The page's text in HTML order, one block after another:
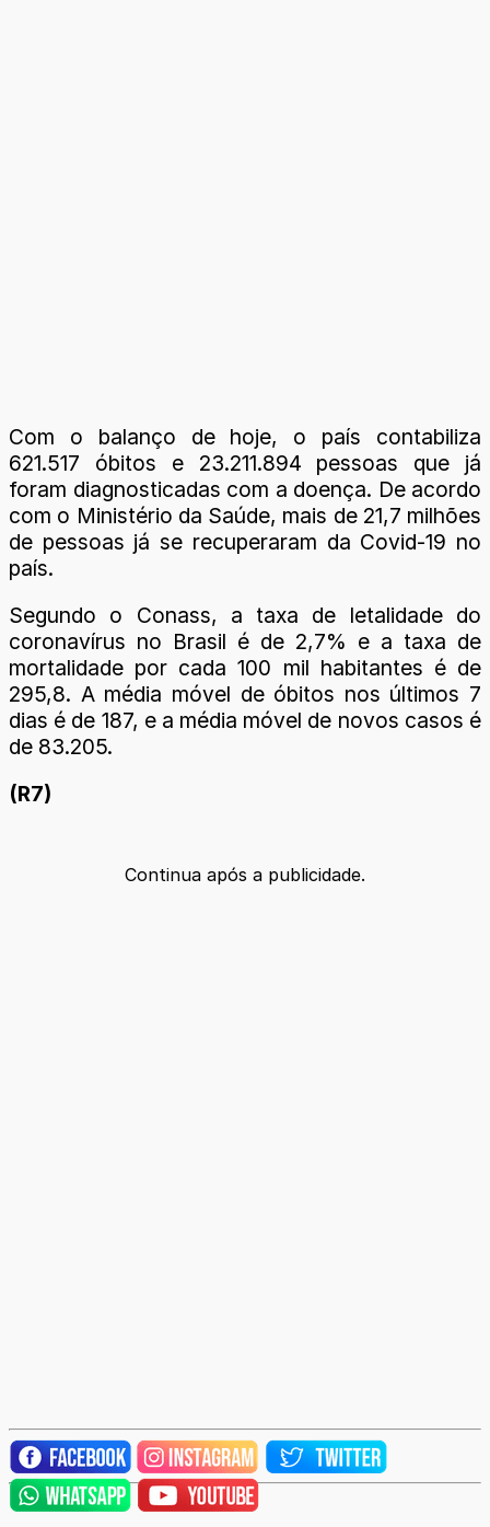
Com o balanço de hoje, o país contabiliza
621.517 óbitos e 23.211.894 pessoas que já
foram diagnosticadas com a doença. De acordo
com o Ministério da Saúde, mais de 21,7 milhões
de pessoas já se recuperaram da Covid-19 no
país.
Segundo o Conass, a taxa de letalidade do
coronavírus no Brasil é de 2,7% e a taxa de
mortalidade por cada 100 mil habitantes é de
295,8. A média móvel de óbitos nos últimos 7
dias é de 187, e a média móvel de novos casos é
de 83.205.
(R7)
Continua após a publicidade.